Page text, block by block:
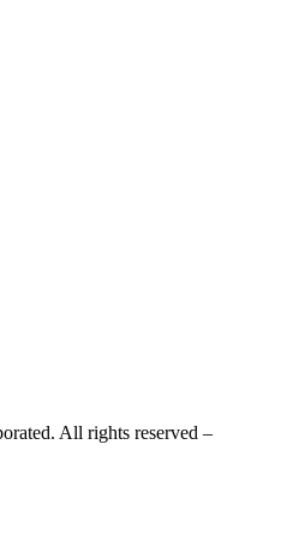
All rights reserved –